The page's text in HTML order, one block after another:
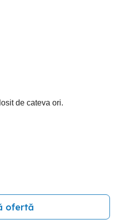
de cateva ori.
ofertă